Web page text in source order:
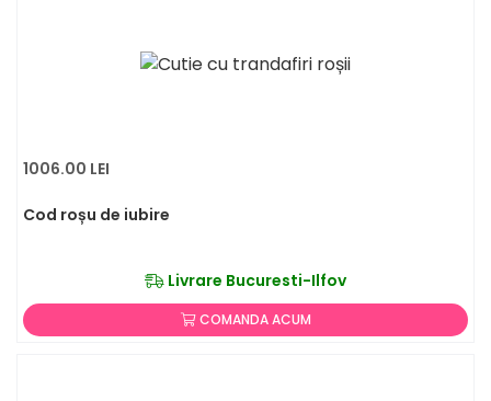
1006.00 LEI
Cod roșu de iubire
Livrare Bucuresti-Ilfov
COMANDA ACUM